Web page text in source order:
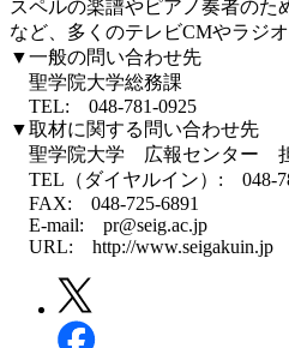
スペルの楽譜やピアノ奏者のた
など、多くのテレビCMやラジ
▼一般の問い合わせ先
聖学院大学総務課
TEL: 048-781-0925
▼取材に関する問い合わせ先
聖学院大学 広報センター
TEL（ダイヤルイン）: 048-
FAX: 048-725-6891
E-mail: pr@seig.ac.jp
URL: http://www.seigakuin.jp